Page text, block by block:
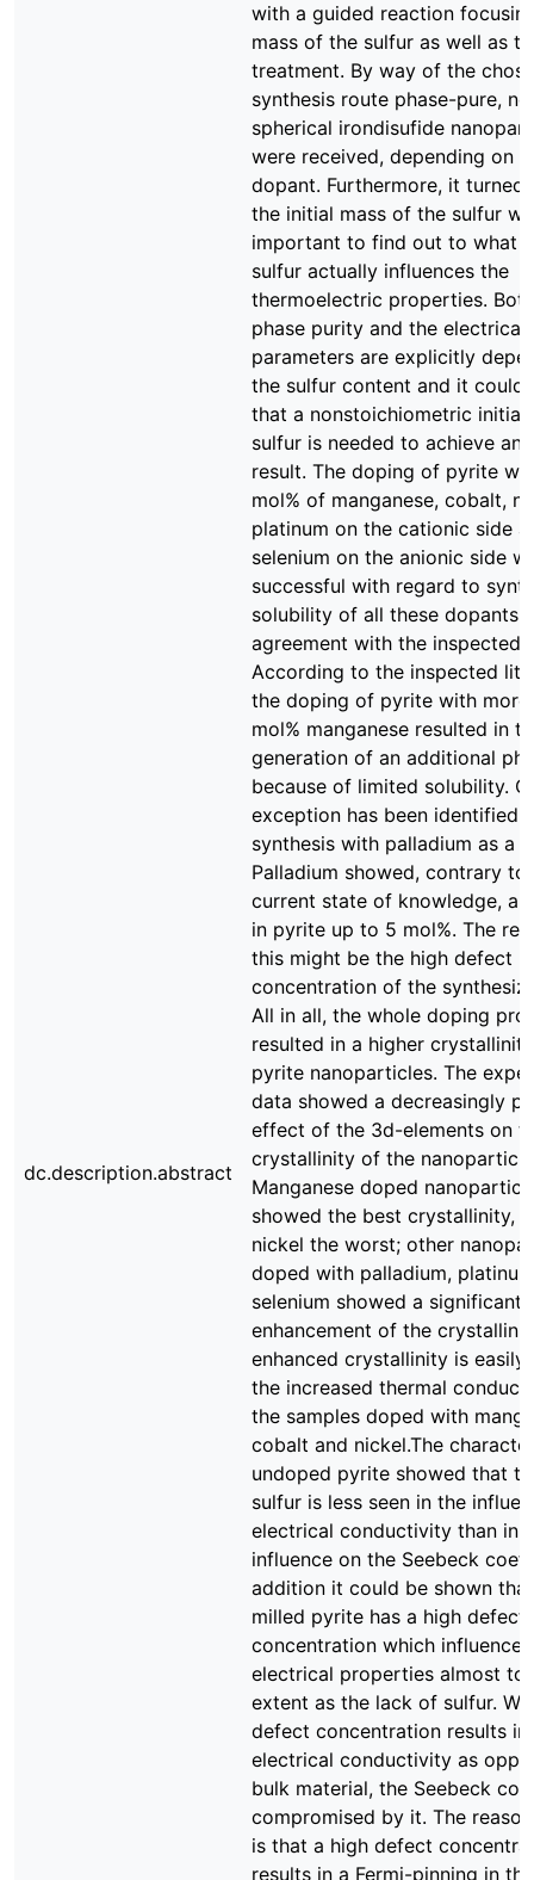
dc.description.abstract
with a guided reaction
mass of the sulfur as well as
treatment. By way of the
synthesis route phase-pure,
spherical irondisufide
were received, depending on
dopant. Furthermore, it turned
the initial mass of the sulfur
important to find out to what
sulfur actually influences the
thermoelectric properties.
phase purity and the electrical
parameters are explicitly
the sulfur content and it could
that a nonstoichiometric initial
sulfur is needed to achieve an
result. The doping of pyrite
mol% of manganese, cobalt,
platinum on the cationic side
selenium on the anionic side
successful with regard to
solubility of all these dopants
agreement with the inspected
According to the inspected
the doping of pyrite with more
mol% manganese resulted in
generation of an additional
because of limited solubility.
exception has been identified
synthesis with palladium as a
Palladium showed, contrary to
current state of knowledge, a
in pyrite up to 5 mol%. The
this might be the high defect
concentration of the
All in all, the whole doping
resulted in a higher
pyrite nanoparticles. The
data showed a decreasingly
effect of the 3d-elements on
crystallinity of the
Manganese doped
showed the best crystallinity,
nickel the worst; other
doped with palladium,
selenium showed a significant
enhancement of the
enhanced crystallinity is easily
the increased thermal
the samples doped with
cobalt and nickel.The
undoped pyrite showed that
sulfur is less seen in the
electrical conductivity than in
influence on the Seebeck
addition it could be shown
milled pyrite has a high defect
concentration which
electrical properties almost to
extent as the lack of sulfur.
defect concentration results in
electrical conductivity as
bulk material, the Seebeck
compromised by it. The
is that a high defect
results in a Fermi-pinning in